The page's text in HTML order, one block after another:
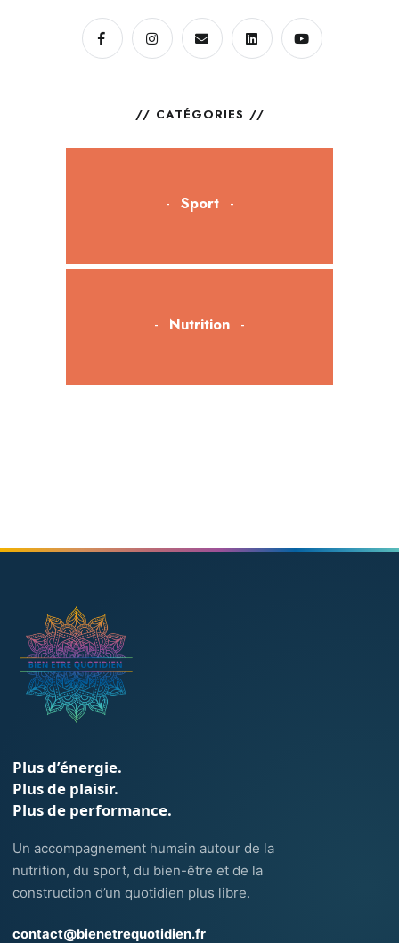
CATÉGORIES
Sport
Nutrition
Plus d’énergie.
Plus de plaisir.
Plus de performance.
Un accompagnement humain autour de la
nutrition, du sport, du bien-être et de la
construction d’un quotidien plus libre.
contact@bienetrequotidien.fr